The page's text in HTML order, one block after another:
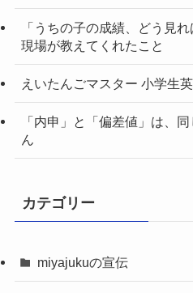
「うちの子の成績、どう見
現場が教えてくれたこと
えいたんごマスター 小学生
「内申」と「偏差値」は、
ん
カテゴリー
miyajukuの宣伝